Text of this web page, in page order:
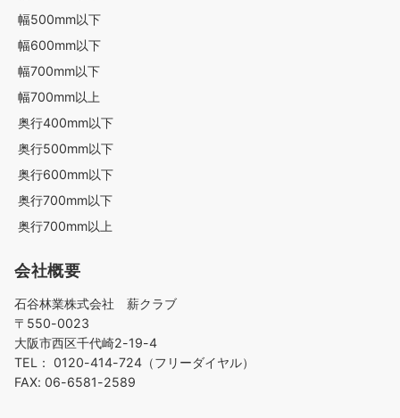
幅500mm以下
幅600mm以下
幅700mm以下
幅700mm以上
奥行400mm以下
奥行500mm以下
奥行600mm以下
奥行700mm以下
奥行700mm以上
会社概要
石谷林業株式会社 薪クラブ
〒550-0023
大阪市西区千代崎2-19-4
TEL： 0120-414-724（フリーダイヤル）
FAX: 06-6581-2589